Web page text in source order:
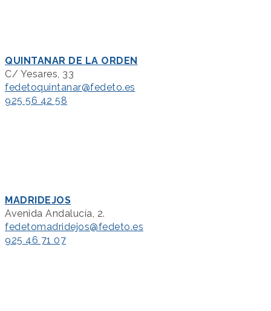
QUINTANAR DE LA ORDEN
C/ Yesares, 33
fedetoquintanar@fedeto.es
925 56 42 58
MADRIDEJOS
Avenida Andalucía, 2.
fedetomadridejos@fedeto.es
925 46 71 07